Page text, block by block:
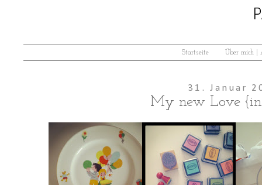
Startseite Über mich |
31. Januar
My new Love